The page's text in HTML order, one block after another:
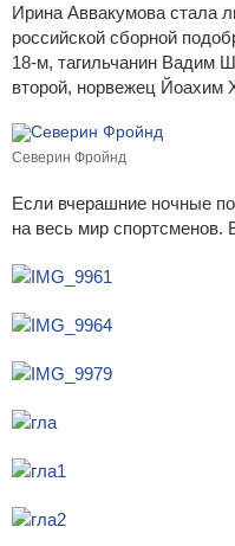
Ирина Аввакумова стала
российской сборной
18-м, тагильчанин Вадим
второй, норвежец Йоахим
Северин Фройнд
Если вчерашние ночные
на весь мир